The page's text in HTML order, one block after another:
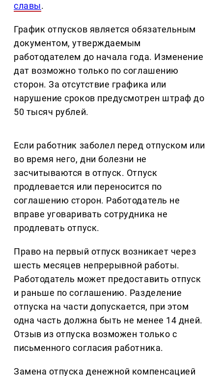
славы.
График отпусков является обязательным
документом, утверждаемым
работодателем до начала года. Изменение
дат возможно только по соглашению
сторон. За отсутствие графика или
нарушение сроков предусмотрен штраф до
50 тысяч рублей.
Если работник заболел перед отпуском или
во время него, дни болезни не
засчитываются в отпуск. Отпуск
продлевается или переносится по
соглашению сторон. Работодатель не
вправе уговаривать сотрудника не
продлевать отпуск.
Право на первый отпуск возникает через
шесть месяцев непрерывной работы.
Работодатель может предоставить отпуск
и раньше по соглашению. Разделение
отпуска на части допускается, при этом
одна часть должна быть не менее 14 дней.
Отзыв из отпуска возможен только с
письменного согласия работника.
Замена отпуска денежной компенсацией